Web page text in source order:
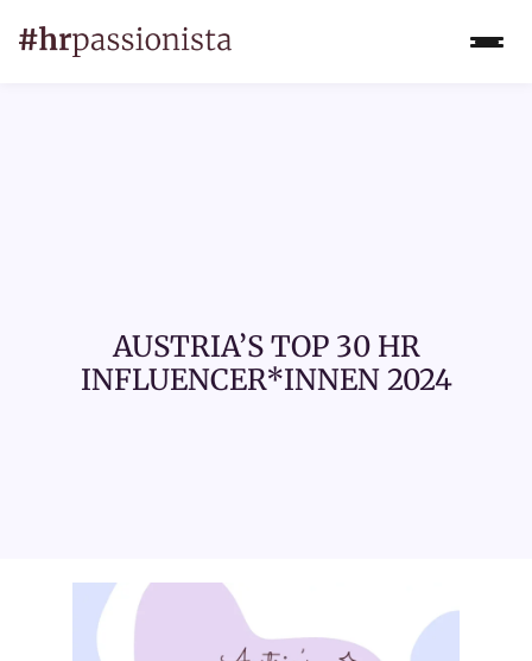
AUSTRIA’S TOP 30 HR
INFLUENCER*INNEN 2024